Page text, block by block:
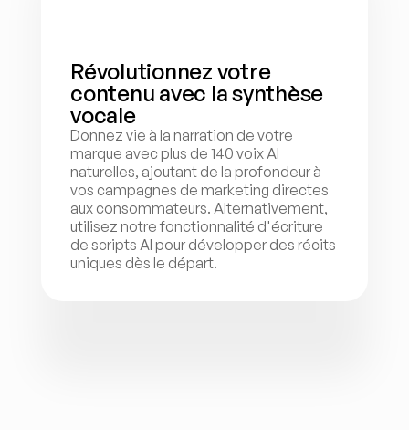
Révolutionnez votre
contenu avec la synthèse
vocale
Donnez vie à la narration de votre
marque avec plus de 140 voix AI
naturelles, ajoutant de la profondeur à
vos campagnes de marketing directes
aux consommateurs. Alternativement,
utilisez notre fonctionnalité d'écriture
de scripts AI pour développer des récits
uniques dès le départ.